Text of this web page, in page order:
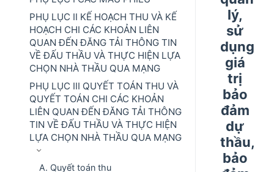
PHỤ LỤC II KẾ HOẠCH THU VÀ KẾ
HOẠCH CHI CÁC KHOẢN LIÊN
QUAN ĐẾN ĐĂNG TẢI THÔNG TIN
VỀ ĐẤU THẦU VÀ THỰC HIỆN LỰA
CHỌN NHÀ THẦU QUA MẠNG
PHỤ LỤC III QUYẾT TOÁN THU VÀ
QUYẾT TOÁN CHI CÁC KHOẢN
LIÊN QUAN ĐẾN ĐĂNG TẢI THÔNG
TIN VỀ ĐẤU THẦU VÀ THỰC HIỆN
LỰA CHỌN NHÀ THẦU QUA MẠNG
A. Quyết toán thu
lý,
sử
dụng
giá
trị
bảo
đảm
dự
thầu,
bảo